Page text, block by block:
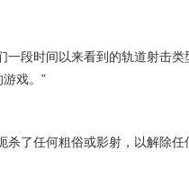
段时间以来看到的轨道射击类
戏。”
了任何粗俗或影射，以解除任